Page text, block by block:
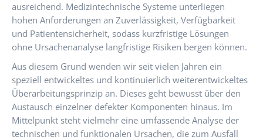
ausreichend. Medizintechnische Systeme unterliegen
hohen Anforderungen an Zuverlässigkeit, Verfügbarkeit
und Patientensicherheit, sodass kurzfristige Lösungen
ohne Ursachenanalyse langfristige Risiken bergen können.
Aus diesem Grund wenden wir seit vielen Jahren ein
speziell entwickeltes und kontinuierlich weiterentwickeltes
Überarbeitungsprinzip an. Dieses geht bewusst über den
Austausch einzelner defekter Komponenten hinaus. Im
Mittelpunkt steht vielmehr eine umfassende Analyse der
technischen und funktionalen Ursachen, die zum Ausfall